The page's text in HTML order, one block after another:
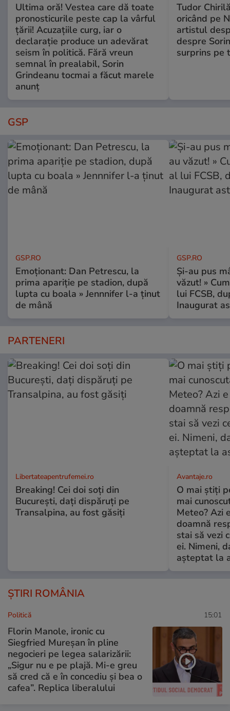
Ultima oră! Vestea care dă toate
pronosticurile peste cap la vârful
țării! Acuzațiile curg, iar o
declarație produce un adevărat
seism în politică. Fără vreun
semnal în prealabil, Sorin
Grindeanu tocmai a făcut marele
anunț
Tudor
oricând pe
artistul
despre
surprins pe
GSP
GSP.RO
Emoționant: Dan Petrescu, la
prima apariție pe stadion, după
lupta cu boala » Jennnifer l-a ținut
de mână
GSP.RO
Și-au pus
văzut! »
lui FCSB,
Inaugurat
PARTENERI
Libertateapentrufemei.ro
Breaking! Cei doi soți din
București, dați dispăruți pe
Transalpina, au fost găsiți
Avantaje.ro
O mai știți
mai
Meteo? Azi
doamnă
stai să vezi
ei. Nimeni,
așteptat la
ȘTIRI ROMÂNIA
Politică 15:01
Florin Manole, ironic cu
Siegfried Mureșan în pline
negocieri pe legea salarizării:
„Sigur nu e pe plajă. Mi-e greu
să cred că e în concediu și bea o
cafea”. Replica liberalului